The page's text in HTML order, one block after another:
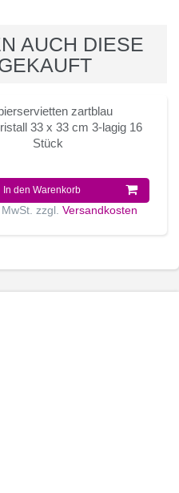
AUCH DIESE
zartblau
33 x 33 cm 3-lagig 16
Stück
In den Warenkorb
zzgl.Versandkosten